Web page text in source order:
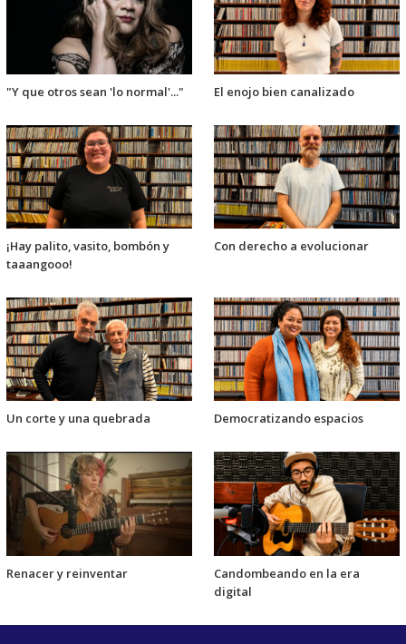
"Y que otros sean 'lo normal'..." El enojo bien canalizado
¡Hay palito, vasito, bombón y
taaangooo!
Con derecho a evolucionar
Un corte y una quebrada Democratizando espacios
Renacer y reinventar
Candombeando en la era
digital